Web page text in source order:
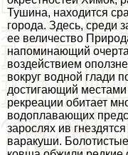
Тушина, находится
города. Здесь, среди
ее величество
напоминающий
воздействием
вокруг водной глади
достигающий
рекреации обитает
водоплавающих
зарослях ив
ваpaкуши.